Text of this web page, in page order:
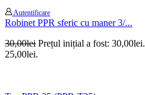
Autentificare
Robinet PPR sferic cu maner 3/...
30,00lei Prețul inițial a fost: 30,00lei.
25,00lei.